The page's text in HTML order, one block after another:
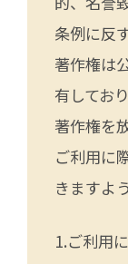
条例に反
著作権は
有してお
著作権を
ご利用に
きますよ
ご利用